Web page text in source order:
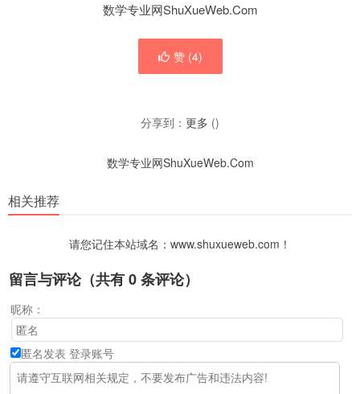
数学专业网ShuXueWeb.Com
赞 (4)
分享到： 更多 ()
数学专业网ShuXueWeb.Com
相关推荐
请您记住本站域名：www.shuxueweb.com！
留言与评论（共有0条评论）
昵称：
匿名发表 登录账号